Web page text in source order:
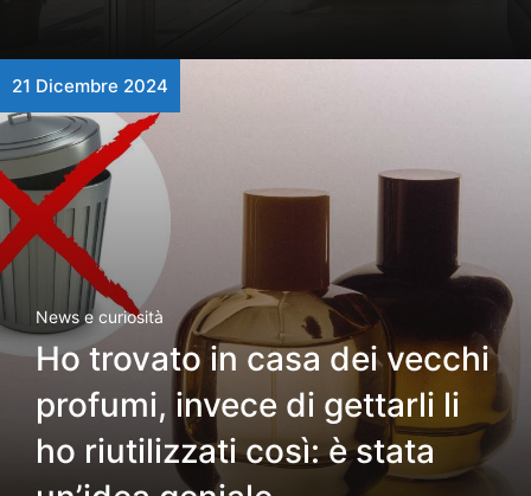
21 Dicembre 2024
News e curiosità
Ho trovato in casa dei vecchi
profumi, invece di gettarli li
ho riutilizzati così: è stata